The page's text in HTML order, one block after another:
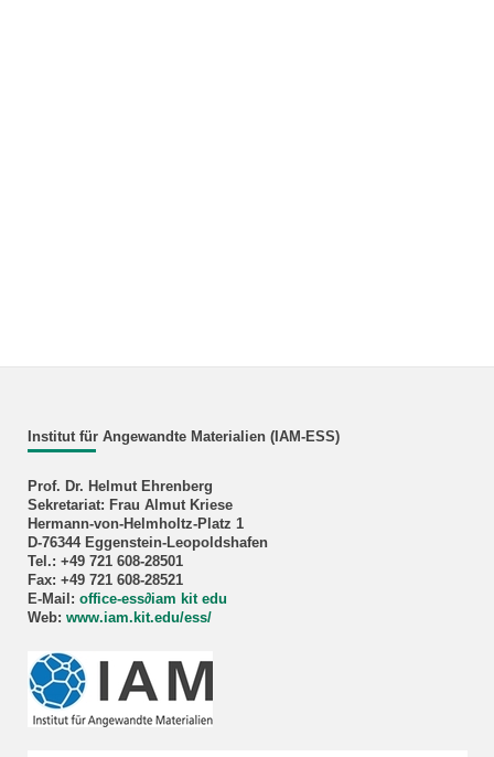
Institut für Angewandte Materialien (IAM-ESS)
Prof. Dr. Helmut Ehrenberg
Sekretariat: Frau Almut Kriese
Hermann-von-Helmholtz-Platz 1
D-76344 Eggenstein-Leopoldshafen
Tel.: +49 721 608-28501
Fax: +49 721 608-28521
E-Mail: office-ess∂iam kit edu
Web: www.iam.kit.edu/ess/